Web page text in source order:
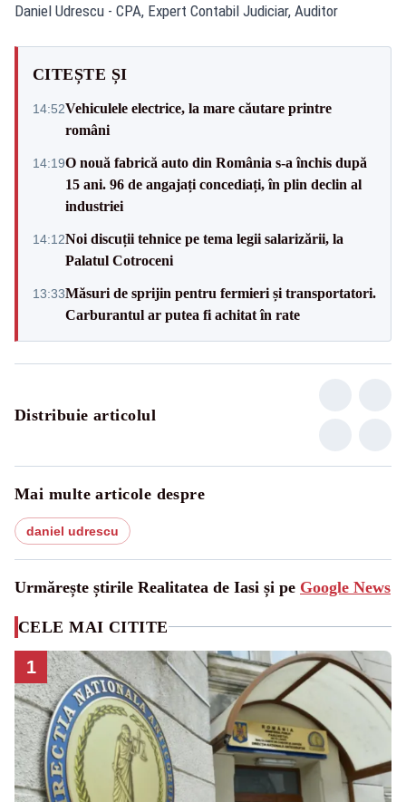
Daniel Udrescu - CPA, Expert Contabil Judiciar, Auditor
CITEȘTE ȘI
14:52Vehiculele electrice, la mare căutare printre
români
14:19O nouă fabrică auto din România s-a închis după
15 ani. 96 de angajați concediați, în plin declin al
industriei
14:12Noi discuții tehnice pe tema legii salarizării, la
Palatul Cotroceni
13:33Măsuri de sprijin pentru fermieri și transportatori.
Carburantul ar putea fi achitat în rate
Distribuie articolul
Mai multe articole despre
daniel udrescu
Urmărește știrile Realitatea de Iasi și pe Google News
CELE MAI CITITE
1